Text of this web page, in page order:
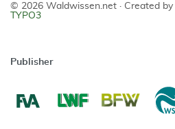
© 2026 Waldwissen.net · Created by
TYPO3
Publisher